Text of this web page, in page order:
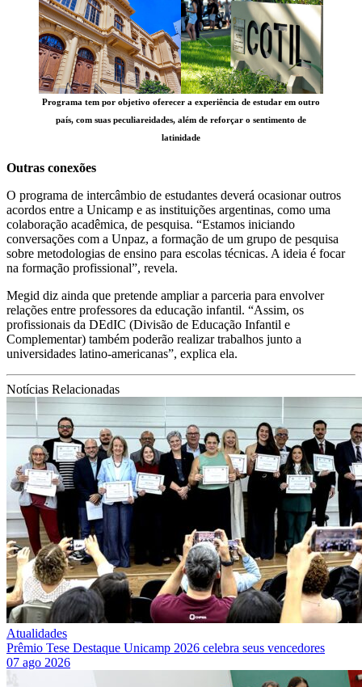
Programa tem por objetivo oferecer a experiência de estudar em outro
país, com suas peculiareidades, além de reforçar o sentimento de
latinidade
Outras conexões
O programa de intercâmbio de estudantes deverá ocasionar outros
acordos entre a Unicamp e as instituições argentinas, como uma
colaboração acadêmica, de pesquisa. “Estamos iniciando
conversações com a Unpaz, a formação de um grupo de pesquisa
sobre metodologias de ensino para escolas técnicas. A ideia é focar
na formação profissional”, revela.
Megid diz ainda que pretende ampliar a parceria para envolver
relações entre professores da educação infantil. “Assim, os
profissionais da DEdIC (Divisão de Educação Infantil e
Complementar) também poderão realizar trabalhos junto a
universidades latino-americanas”, explica ela.
Notícias Relacionadas
Atualidades
Prêmio Tese Destaque Unicamp 2026 celebra seus vencedores
07 ago 2026